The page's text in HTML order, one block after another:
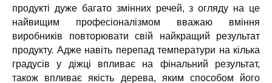
продукті дуже багато змінних речей, з огляду на це
найвищим професіоналізмом вважаю вміння
виробників повторювати свій найкращий результат
продукту. Адже навіть перепад температури на кілька
градусів у діжці впливає на фінальний результат,
також впливає якість дерева, яким способом його